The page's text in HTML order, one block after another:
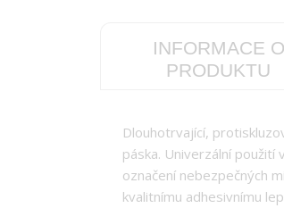
INFORMACE O
PRODUKTU
Dlouhotrvající,
páska. Univerzální
označení nebezpečných
kvalitnímu adhesivnímu